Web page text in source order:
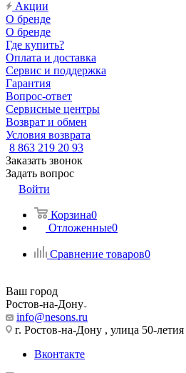
Акции
О бренде
О бренде
Где купить?
Оплата и доставка
Сервис и поддержка
Гарантия
Вопрос-ответ
Сервисные центры
Возврат и обмен
Условия возврата
8 863 219 20 93
Заказать звонок
Задать вопрос
Войти
Корзина0
Отложенные0
Сравнение товаров0
Ваш город
Ростов-на-Дону
info@nesons.ru
г. Ростов-на-Дону , улица 50-
Вконтакте